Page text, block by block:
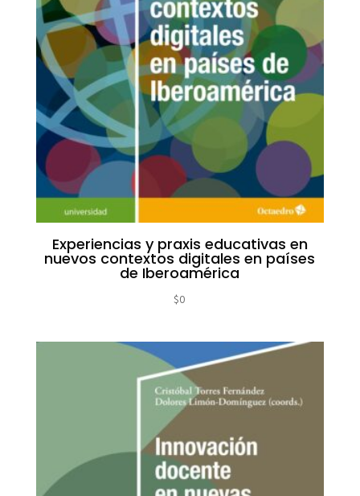
Experiencias y praxis educativas en
nuevos contextos digitales en países
de Iberoamérica
$0